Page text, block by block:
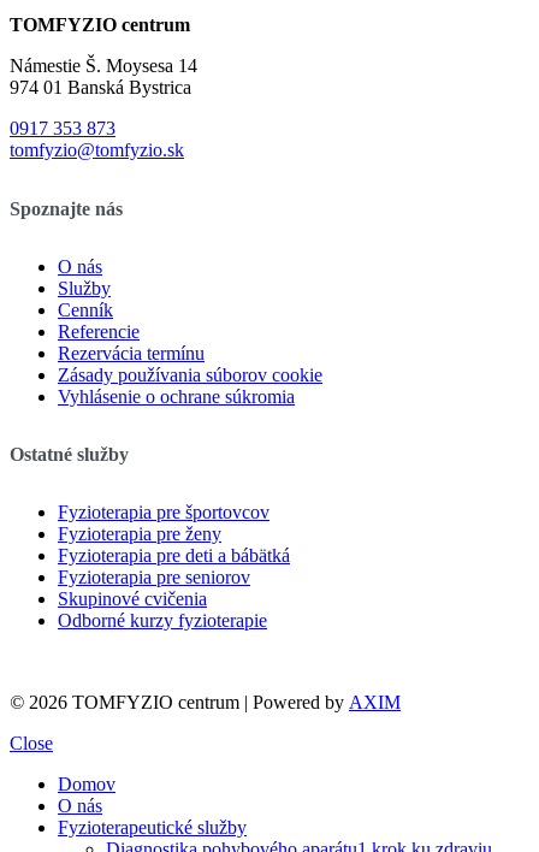
TOMFYZIO centrum
Námestie Š. Moysesa 14
974 01 Banská Bystrica
0917 353 873
tomfyzio@tomfyzio.sk
Spoznajte nás
O nás
Služby
Cenník
Referencie
Rezervácia termínu
Zásady používania súborov cookie
Vyhlásenie o ochrane súkromia
Ostatné služby
Fyzioterapia pre športovcov
Fyzioterapia pre ženy
Fyzioterapia pre deti a bábätká
Fyzioterapia pre seniorov
Skupinové cvičenia
Odborné kurzy fyzioterapie
© 2026 TOMFYZIO centrum | Powered by AXIM
Close
Domov
O nás
Fyzioterapeutické služby